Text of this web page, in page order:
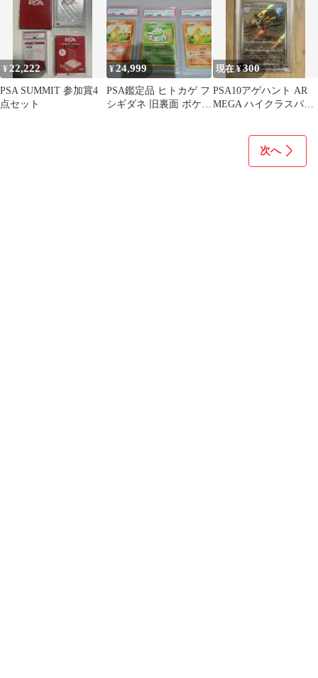
¥22,222
PSA SUMMIT 参加賞4
点セット
¥24,999
PSA鑑定品 ヒトカゲ フ
シギダネ 旧裏面 ポケモ
現在 ¥300
PSA10アゲハント AR
MEGA ハイクラスパッ
次へ